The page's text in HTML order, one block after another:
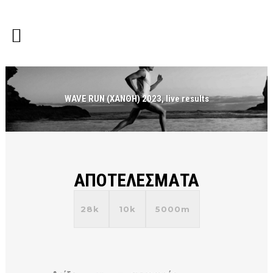
WAVE RUN (ΧΑΝΘΗ) 2023, live results
ΑΠΟΤΕΛΕΣΜΑΤΑ
28k 10k 5000m